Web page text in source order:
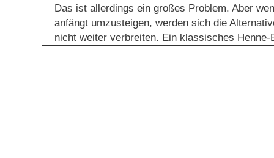
Das ist allerdings ein großes Problem. Aber
anfängt umzusteigen, werden sich die
nicht weiter verbreiten. Ein klassisches Henne-